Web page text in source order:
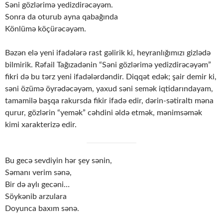
Səni gözlərimə yedizdirəcəyəm.
Sonra da oturub ayna qabağında
Könlümə köçürəcəyəm.
Bəzən elə yeni ifadələrə rast gəlirik ki, heyranlığımızı gizlədə
bilmirik. Rəfail Tağızadənin “Səni gözlərimə yedizdirəcəyəm”
fikri də bu tərz yeni ifadələrdəndir. Diqqət edək; şair demir ki,
səni özümə öyrədəcəyəm, yaxud səni semək iqtidarındayam,
tamamilə başqa rakursda fikir ifadə edir, dərin-sətiraltı məna
qurur, gözlərin “yemək” cəhdini əldə etmək, mənimsəmək
kimi xarakterizə edir.
Bu gecə sevdiyin hər şey sənin,
Səmanı verim sənə,
Bir də aylı gecəni…
Söykənib arzulara
Doyunca baxım sənə.